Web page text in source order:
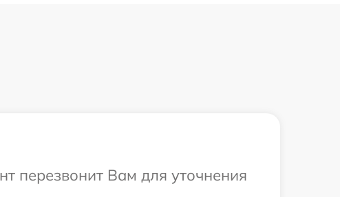
перезвонит Вам для уточнения